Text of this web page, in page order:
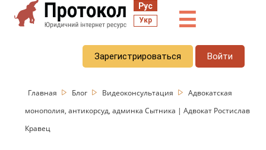
Рус
Укр ☰
Зарегистрироваться Войти
Главная Блог Видеоконсультация
Адвокатская
монополия, антикорсуд, админка Сытника | Адвокат Ростислав
Кравец